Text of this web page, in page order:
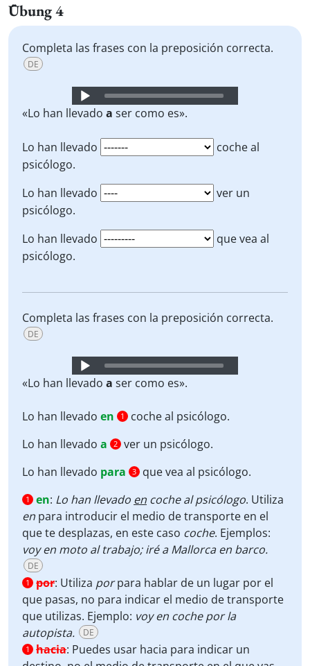
Übung 4
Completa las frases con la preposición correcta.
DE
Audio
Player
«Lo han llevado a ser como es».
Lo han llevado
coche al
psicólogo.
Lo han llevado
ver un
psicólogo.
Lo han llevado
que vea al
psicólogo.
Completa las frases con la preposición correcta.
DE
Audio
Player
«Lo han llevado a ser como es».
Lo han llevado en 1
coche al psicólogo.
Lo han llevado a 2 ver un psicólogo.
Lo han llevado para 3 que vea al psicólogo.
1 en: Lo han llevado en coche al psicólogo. Utiliza
en para introducir el medio de transporte en el
que te desplazas, en este caso coche. Ejemplos:
voy en moto al trabajo; iré a Mallorca en barco.
DE
1 por: Utiliza porpara hablar de un lugar por el
que pasas, no para indicar el medio de transporte
que utilizas. Ejemplo: voy en coche por la
autopista.
DE
1 hacia: Puedes usar hacia para indicar un